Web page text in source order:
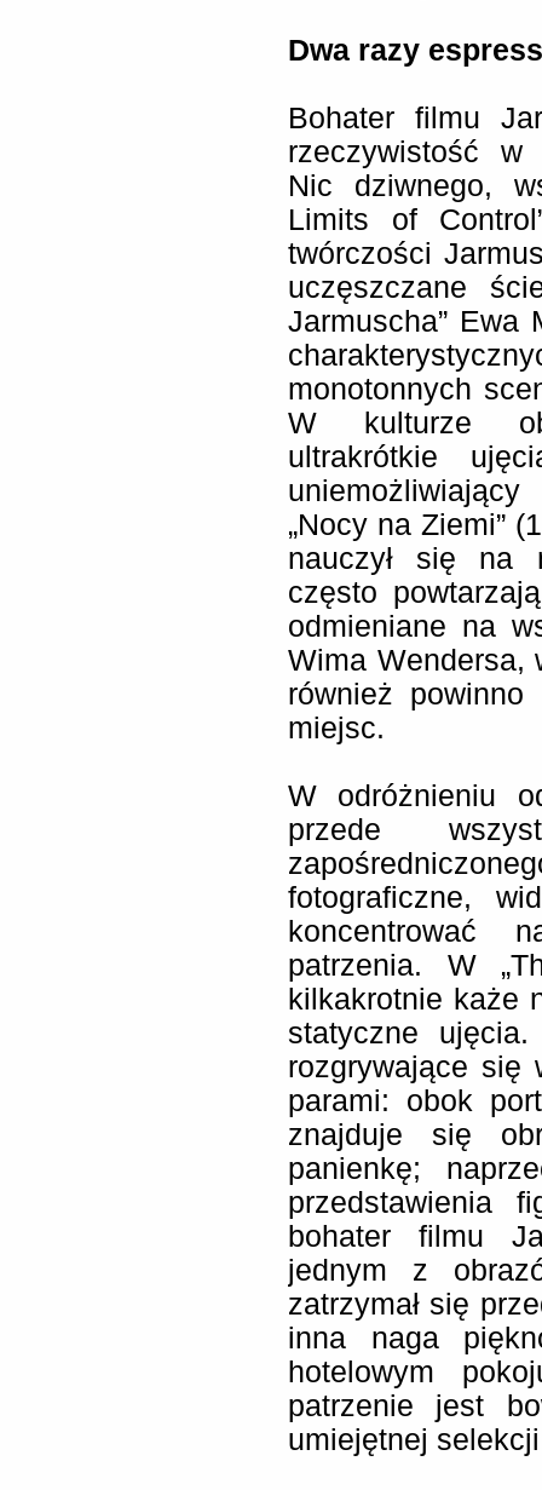
Dwa razy
Bohater filmu
rzeczywistość w
Nic dziwnego,
Limits of
twórczości
uczęszczane
Jarmuscha” Ewa
monotonnych
W kulturze
ultrakrótkie
„Nocy na Ziemi”
nauczył się na
często
odmieniane na
Wima Wendersa,
również
miejsc.
W odróżnieniu
przede
fotograficzne,
koncentrować
patrzenia. W
kilkakrotnie każe
statyczne
rozgrywające się
parami: obok
znajduje się
panienkę;
przedstawienia
bohater filmu
jednym z
zatrzymał się
inna naga
hotelowym
patrzenie jest
umiejętnej